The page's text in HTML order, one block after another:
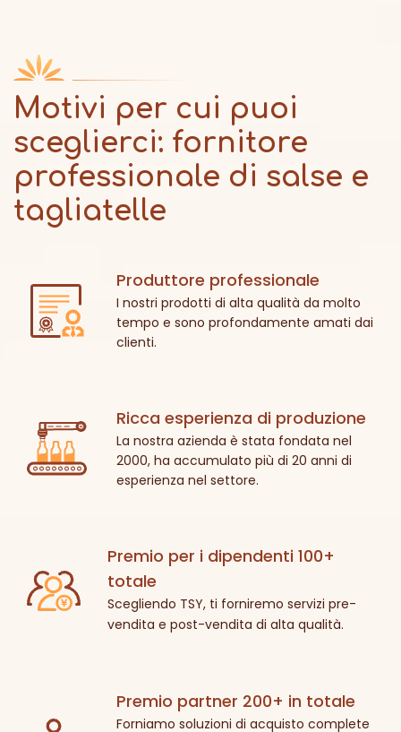
Motivi per cui puoi
sceglierci: fornitore
professionale di salse e
tagliatelle
Produttore professionale
I nostri prodotti di alta qualità da molto
tempo e sono profondamente amati dai
clienti.
Ricca esperienza di produzione
La nostra azienda è stata fondata nel
2000, ha accumulato più di 20 anni di
esperienza nel settore.
Premio per i dipendenti 100+
totale
Scegliendo TSY, ti forniremo servizi pre-
vendita e post-vendita di alta qualità.
Premio partner 200+ in totale
Forniamo soluzioni di acquisto complete